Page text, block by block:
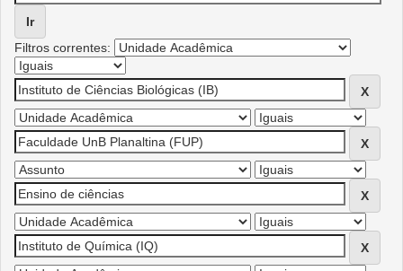
Filtros correntes: